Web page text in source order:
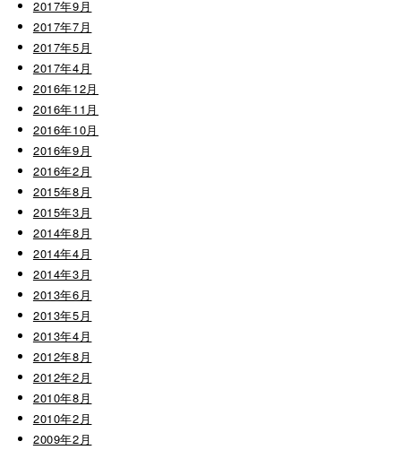
2017年9月
2017年7月
2017年5月
2017年4月
2016年12月
2016年11月
2016年10月
2016年9月
2016年2月
2015年8月
2015年3月
2014年8月
2014年4月
2014年3月
2013年6月
2013年5月
2013年4月
2012年8月
2012年2月
2010年8月
2010年2月
2009年2月